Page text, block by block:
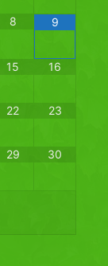
8 9
15 16
22 23
29 30